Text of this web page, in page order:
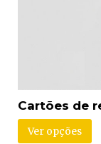
Cartões de
Ver opções